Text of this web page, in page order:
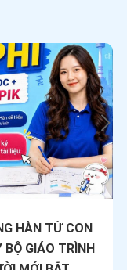
HÀN TỪ CON
GIÁO TRÌNH